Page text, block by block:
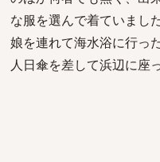
な服を選んで着ていました
娘を連れて海水浴に行っ
人日傘を差して浜辺に座